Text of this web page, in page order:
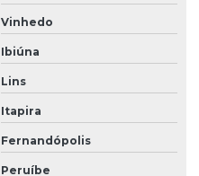
Vinhedo
Ibiúna
Lins
Itapira
Fernandópolis
Peruíbe